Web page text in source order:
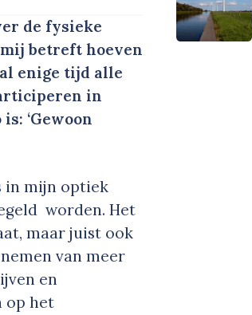
de fysieke
betreft hoeven
enige tijd alle
in
‘Gewoon
in mijn optiek
worden. Het
maar juist ook
van meer
en
op het